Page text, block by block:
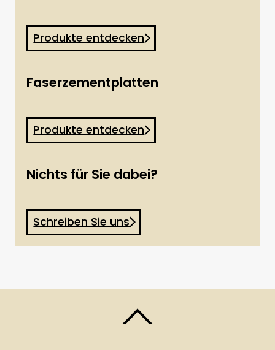
Produkte entdecken
Faserzementplatten
Produkte entdecken
Nichts für Sie dabei?
Schreiben Sie uns